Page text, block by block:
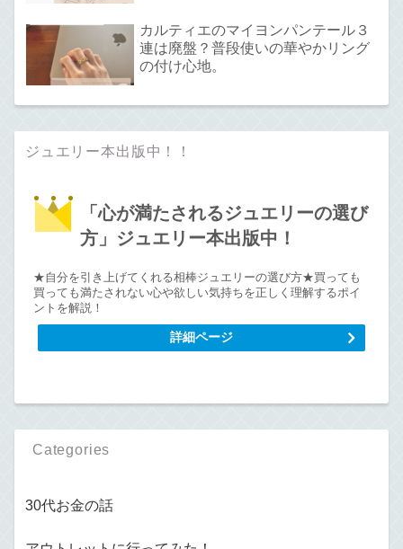
カルティエのマイヨンパンテール３
連は廃盤？普段使いの華やかリング
の付け心地。
ジュエリー本出版中！！
「心が満たされるジュエリーの選び
方」ジュエリー本出版中！
★自分を引き上げてくれる相棒ジュエリーの選び方★買っても
買っても満たされない心や欲しい気持ちを正しく理解するポイ
ントを解説！
詳細ページ
Categories
30代お金の話